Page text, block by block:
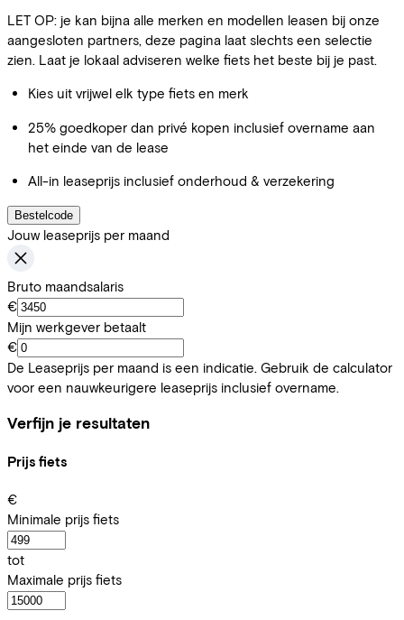
LET OP: je kan bijna alle merken en modellen leasen bij onze
aangesloten partners, deze pagina laat slechts een selectie
zien. Laat je lokaal adviseren welke fiets het beste bij je past.
Kies uit vrijwel elk type fiets en merk
25% goedkoper dan privé kopen inclusief overname aan
het einde van de lease
All-in leaseprijs inclusief onderhoud & verzekering
Bestelcode
Jouw leaseprijs per maand
Bruto maandsalaris
€
Mijn werkgever betaalt
€
De Leaseprijs per maand is een indicatie. Gebruik de calculator
voor een nauwkeurigere leaseprijs inclusief overname.
Verfijn je resultaten
Prijs fiets
€
Minimale prijs fiets
tot
Maximale prijs fiets